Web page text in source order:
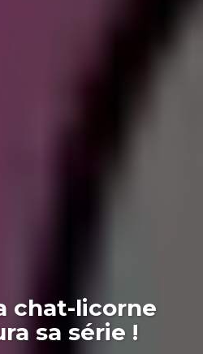
chat-licorne
sa série !